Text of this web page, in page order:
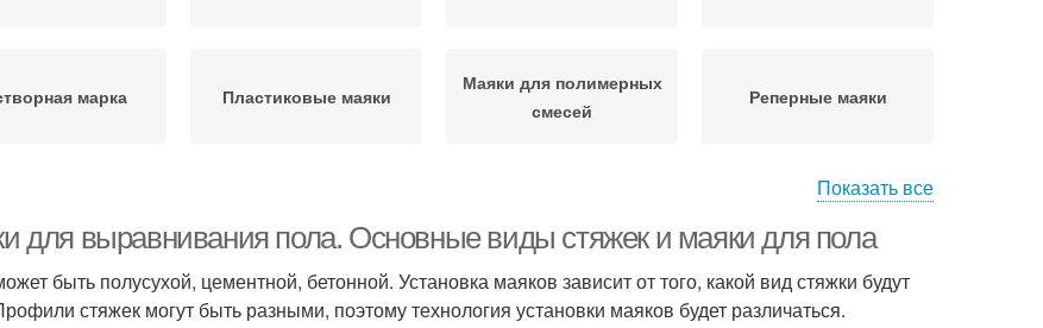
марка Пластиковые маяки
Маяки для полимерных
смесей
Реперные маяки
песчаную стяжку
Маяки для
Маяки из
Показать все
для выравнивания пола. Основные виды стяжек и маяки для пола
быть полусухой, цементной, бетонной. Установка маяков зависит от того, какой вид стяжки будут
стяжек могут быть разными, поэтому технология установки маяков будет различаться.